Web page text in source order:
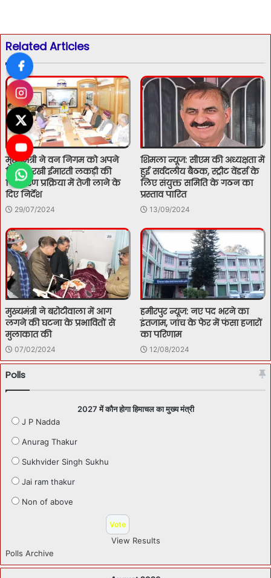
Related Articles
मुख्यमंत्री ने वन निगम को अपने
डिपो में रखी ईमारती लकड़ी की
निस्तारण प्रक्रिया में तेजी लाने के
दिए निर्देश
29/07/2024
शिमला न्यूज: सीएम की अध्यक्षता में
हुई सर्वदलीय बैठक, स्ट्रीट वेंडर्स के
लिए संयुक्त समिति के गठन का
प्रस्ताव पारित
13/09/2024
मुख्यमंत्री ने बरोटीवाला में आग
लगने की घटना के प्रभावितों से
मुलाकात की
07/02/2024
हमीरपुर न्यूज: नए पद भरने का
इंतजाम, जांच के फेर में फंसा हजारों
का परिणाम
12/08/2024
Polls
2027 में कौन होगा हिमाचल का मुख्य मंत्री
J P Nadda
Anurag Thakur
Sukhvider Singh Sukhu
Jai ram thakur
Non of above
View Results
Polls Archive